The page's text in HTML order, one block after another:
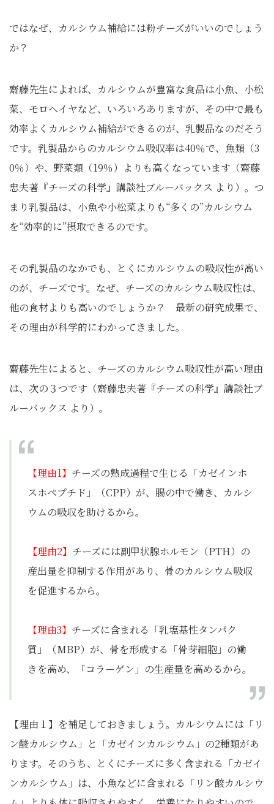
ではなぜ、カルシウム補給には粉チーズがいいのでしょう
か？
齋藤先生によれば、カルシウムが豊富な食品は小魚、小松
菜、モロヘイヤなど、いろいろありますが、その中で最も
効率よくカルシウム補給ができるのが、乳製品なのだそう
です。乳製品からのカルシウム吸収率は40％で、魚類（3
0％）や、野菜類（19％）よりも高くなっています （齋藤
忠夫著『チーズの科学』講談社ブルーバックス より） 。つ
まり乳製品は、小魚や小松菜よりも“多くの”カルシウム
を“効率的に”摂取できるのです。
その乳製品のなかでも、とくにカルシウムの吸収性が高い
のが、チーズです。なぜ、チーズのカルシウム吸収性は、
他の食材よりも高いのでしょうか？ 最新の研究成果で、
その理由が科学的にわかってきました。
齋藤先生によると、チーズのカルシウム吸収性が高い理由
は、次の３つです （齋藤忠夫著『チーズの科学』講談社ブ
ルーバックス より） 。
【理由1】 チーズの熟成過程で生じる「カゼインホ
スホペプチド」（CPP）が、腸の中で働き、カルシ
ウムの吸収を助けるから。
【理由2】 チーズには副甲状腺ホルモン（PTH）の
産出量を抑制する作用があり、骨のカルシウム吸収
を促進するから。
【理由3】 チーズに含まれる「乳塩基性タンパク
質」（MBP）が、骨を形成する「骨芽細胞」の働
きを高め、「コラーゲン」の生産量を高めるから。
【理由１】を補足しておきましょう。カルシウムには「リ
ン酸カルシウム」と「カゼインカルシウム」の2種類があ
ります。そのうち、とくにチーズに多く含まれる「カゼイ
ンカルシウム」は、小魚などに含まれる「リン酸カルシウ